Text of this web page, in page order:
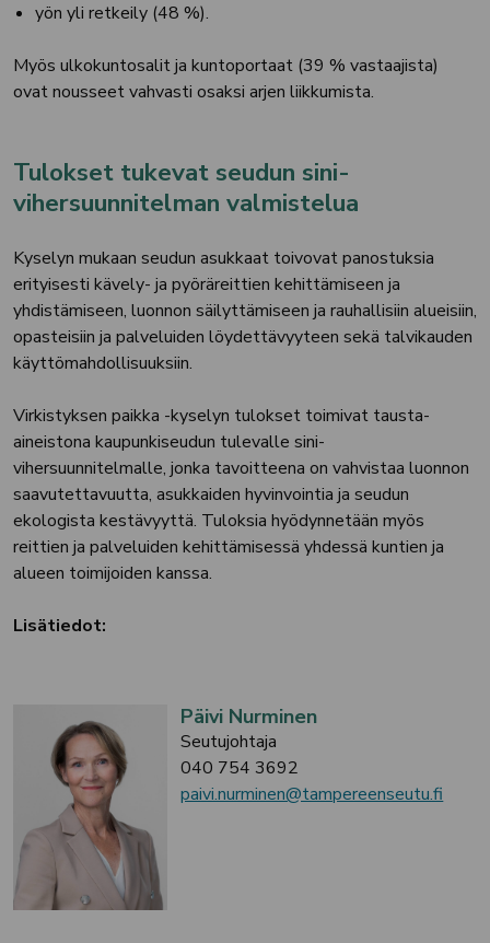
yön yli retkeily (48 %).
Myös ulkokuntosalit ja kuntoportaat (39 % vastaajista)
ovat nousseet vahvasti osaksi arjen liikkumista.
Tulokset tukevat seudun sini-
vihersuunnitelman valmistelua
Kyselyn mukaan seudun asukkaat toivovat panostuksia
erityisesti kävely- ja pyöräreittien kehittämiseen ja
yhdistämiseen, luonnon säilyttämiseen ja rauhallisiin alueisiin,
opasteisiin ja palveluiden löydettävyyteen sekä talvikauden
käyttömahdollisuuksiin.
Virkistyksen paikka -kyselyn tulokset toimivat tausta-
aineistona kaupunkiseudun tulevalle sini-
vihersuunnitelmalle, jonka tavoitteena on vahvistaa luonnon
saavutettavuutta, asukkaiden hyvinvointia ja seudun
ekologista kestävyyttä. Tuloksia hyödynnetään myös
reittien ja palveluiden kehittämisessä yhdessä kuntien ja
alueen toimijoiden kanssa.
Lisätiedot:
Päivi Nurminen
Seutujohtaja
040 754 3692
paivi.nurminen@tampereenseutu.fi